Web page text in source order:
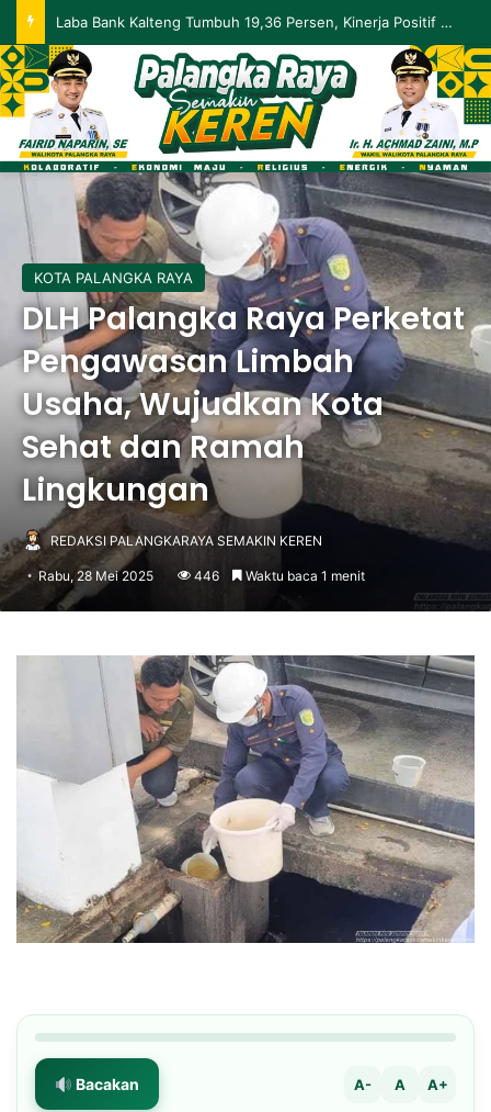
Palangka Raya Perluas Digitalisasi Perlindungan Sosial, Perkuat Akurasi Data dan Penyaluran Bansos
KOTA PALANGKA RAYA
DLH Palangka Raya Perketat
Pengawasan Limbah
Usaha, Wujudkan Kota
Sehat dan Ramah
Lingkungan
REDAKSI PALANGKARAYA SEMAKIN KEREN
Rabu, 28 Mei 2025 446 Waktu baca 1 menit
Bacakan A- A A+